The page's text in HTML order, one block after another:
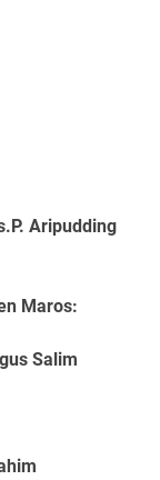
Aripudding
Maros:
Salim